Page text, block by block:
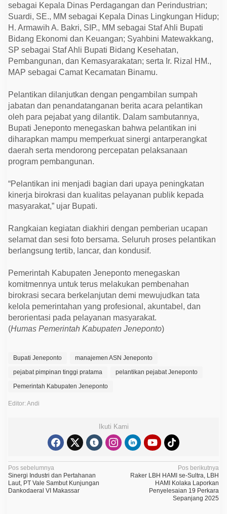
sebagai Kepala Dinas Perdagangan dan Perindustrian;
Suardi, SE., MM sebagai Kepala Dinas Lingkungan Hidup;
H. Armawih A. Bakri, SIP., MM sebagai Staf Ahli Bupati
Bidang Ekonomi dan Keuangan; Syahbini Matewakkang,
SP sebagai Staf Ahli Bupati Bidang Kesehatan,
Pembangunan, dan Kemasyarakatan; serta Ir. Rizal HM.,
MAP sebagai Camat Kecamatan Binamu.
Pelantikan dilanjutkan dengan pengambilan sumpah
jabatan dan penandatanganan berita acara pelantikan
oleh para pejabat yang dilantik. Dalam sambutannya,
Bupati Jeneponto menegaskan bahwa pelantikan ini
diharapkan mampu memperkuat sinergi antarperangkat
daerah serta mendorong percepatan pelaksanaan
program pembangunan.
“Pelantikan ini menjadi bagian dari upaya peningkatan
kinerja birokrasi dan kualitas pelayanan publik kepada
masyarakat,” ujar Bupati.
Rangkaian kegiatan diakhiri dengan pemberian ucapan
selamat dan sesi foto bersama. Seluruh proses pelantikan
berlangsung tertib, lancar, dan kondusif.
Pemerintah Kabupaten Jeneponto menegaskan
komitmennya untuk terus melakukan pembenahan
birokrasi secara berkelanjutan demi mewujudkan tata
kelola pemerintahan yang profesional, akuntabel, dan
berorientasi pada pelayanan masyarakat.
(Humas Pemerintah Kabupaten Jeneponto)
Bupati Jeneponto
manajemen ASN Jeneponto
pejabat pimpinan tinggi pratama
pelantikan pejabat Jeneponto
Pemerintah Kabupaten Jeneponto
Editor: Andi
Ikuti Kami
N
a
v
Pos sebelumnya
Sinergi Industri dan Pertahanan
Laut, PT Vale Sambut Kunjungan
Dankodaeral VI Makassar
Pos berikutnya
Raker LBH HAMI se-Sultra, LBH
HAMI Kolaka Laporkan
Penyelesaian 19 Perkara
Sepanjang 2025